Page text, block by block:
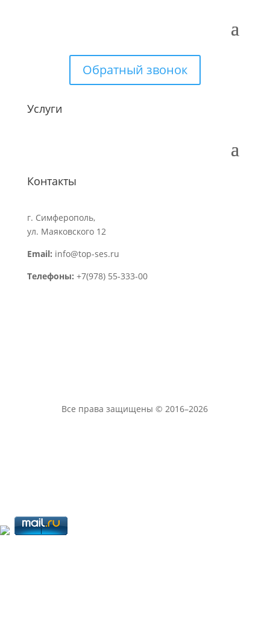
Обратный звонок
Услуги
Контакты
г. Симферополь,
ул. Маяковского 12
Email: info@top-ses.ru
Телефоны: +7(978) 55-333-00
Все права защищены © 2016–2026